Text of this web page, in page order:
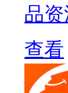
品
查看